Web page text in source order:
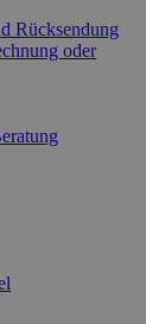
Rücksendung
oder